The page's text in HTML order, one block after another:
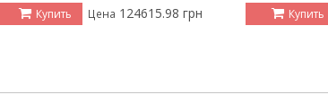
Купить Цена 124615.98 грн Купить